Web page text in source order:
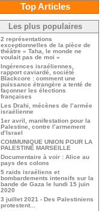
Top Articles
Les plus populaires
2 représentations
exceptionnelles de la pièce de
théâtre « Taha, le monde ne
voulait pas de moi »
Ingérences israéliennes,
rapport caviardé, société
Blackcore : comment une
puissance étrangère a tenté de
façonner les élections
françaises
Les Drahi, mécènes de l’armée
israélienne
1er avril, manifestation pour la
Palestine, contre l’armement
d’Israel
COMMUNIQUE UNION POUR LA
PALESTINE MARSEILLE
Documentaire à voir : Alice au
pays des colons
5 raids israéliens et
bombardements intensifs sur la
bande de Gaza le lundi 15 juin
2020
3 juillet 2021 - Des Palestiniens
protestent...